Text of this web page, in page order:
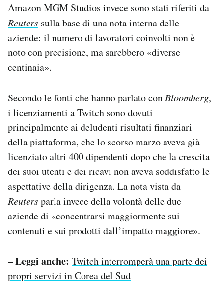
Amazon MGM Studios invece sono stati riferiti da
Reuters sulla base di una nota interna delle
aziende: il numero di lavoratori coinvolti non è
noto con precisione, ma sarebbero «diverse
centinaia».
Secondo le fonti che hanno parlato con Bloomberg,
i licenziamenti a Twitch sono dovuti
principalmente ai deludenti risultati finanziari
della piattaforma, che lo scorso marzo aveva già
licenziato altri 400 dipendenti dopo che la crescita
dei suoi utenti e dei ricavi non aveva soddisfatto le
aspettative della dirigenza. La nota vista da
Reutersparla invece della volontà delle due
aziende di «concentrarsi maggiormente sui
contenuti e sui prodotti dall’impatto maggiore».
– Leggi anche: Twitch interromperà una parte dei
propri servizi in Corea del Sud